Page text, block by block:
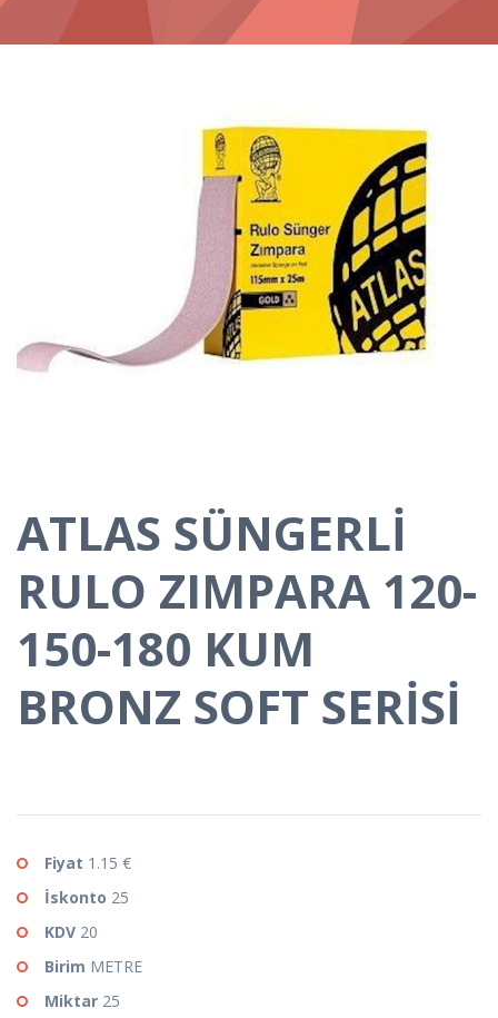
ATLAS SÜNGERLİ
RULO ZIMPARA 120-
150-180 KUM
BRONZ SOFT SERİSİ
Fiyat 1.15 €
İskonto 25
KDV 20
Birim METRE
Miktar 25